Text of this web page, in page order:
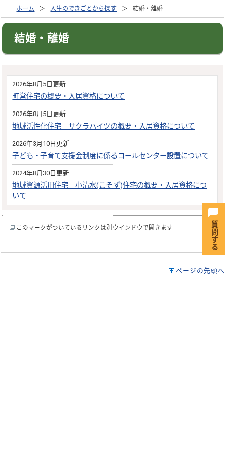
ホーム 人生のできごとから探す 結婚・離婚
結婚・離婚
2026年8月5日更新
町営住宅の概要・入居資格について
2026年8月5日更新
地域活性化住宅 サクラハイツの概要・入居資格について
2026年3月10日更新
子ども・子育て支援金制度に係るコールセンター設置について
2024年8月30日更新
地域資源活用住宅 小清水(こそず)住宅の概要・入居資格につ
いて
このマークがついているリンクは別ウインドウで開きます
ページの先頭へ